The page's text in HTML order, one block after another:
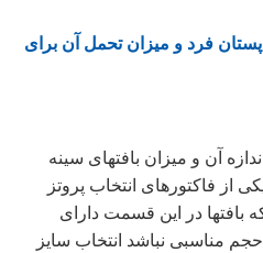
فرد و میزان تحمل آن برای
آن و میزان بافتهای سینه
فاکتورهای انتخاب پروتز
در این قسمت دارای
مناسبی نباشد انتخاب سایز